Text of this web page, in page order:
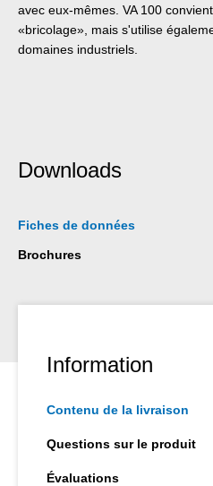
avec eux-mêmes. VA 100
«bricolage», mais s'utilise
domaines industriels.
Downloads
Fiches de données
Brochures
Information
Contenu de la livraison
Questions sur le produit
Évaluations